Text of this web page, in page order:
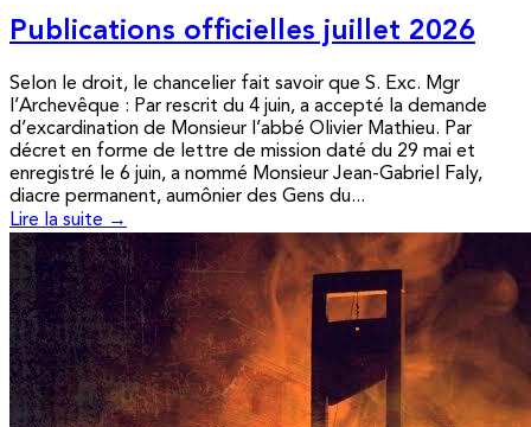
Publications officielles juillet 2026
Selon le droit, le chancelier fait savoir que S. Exc. Mgr
l’Archevêque : Par rescrit du 4 juin, a accepté la demande
d’excardination de Monsieur l’abbé Olivier Mathieu. Par
décret en forme de lettre de mission daté du 29 mai et
enregistré le 6 juin, a nommé Monsieur Jean-Gabriel Faly,
diacre permanent, aumônier des Gens du...
Lire la suite →